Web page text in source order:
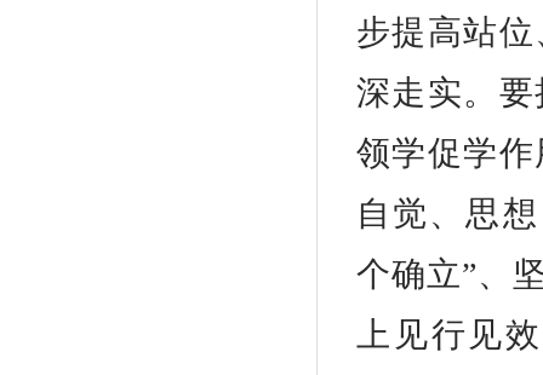
步提高站
深走实。
领学促学
自觉、思
个确立”、
上见行见